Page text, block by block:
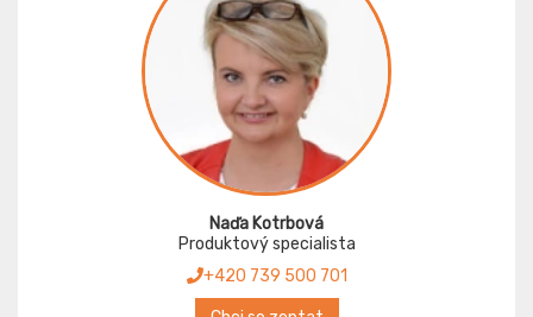
Naďa Kotrbová
Produktový specialista
+420 739 500 701